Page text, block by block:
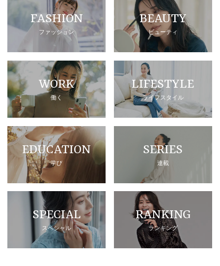
FASHION
ファッション
BEAUTY
ビューティ
WORK
働く
LIFESTYLE
ライフスタイル
EDUCATION
学び
SERIES
連載
SPECIAL
スペシャル
RANKING
ランキング